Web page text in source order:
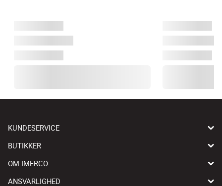
KUNDESERVICE
BUTIKKER
OM IMERCO
ANSVARLIGHED